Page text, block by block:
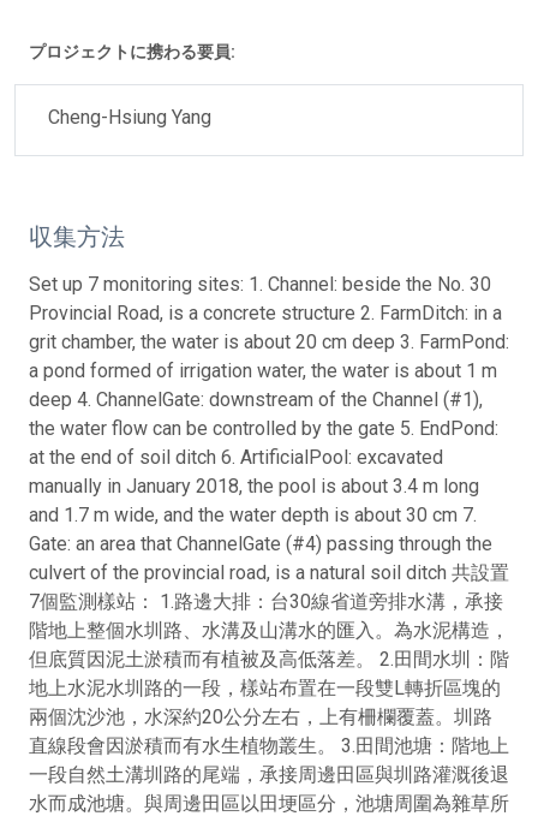
プロジェクトに携わる要員:
Cheng-Hsiung Yang
収集方法
Set up 7 monitoring sites: 1. Channel: beside the No. 30
Provincial Road, is a concrete structure 2. FarmDitch: in a
grit chamber, the water is about 20 cm deep 3. FarmPond:
a pond formed of irrigation water, the water is about 1 m
deep 4. ChannelGate: downstream of the Channel (#1),
the water flow can be controlled by the gate 5. EndPond:
at the end of soil ditch 6. ArtificialPool: excavated
manually in January 2018, the pool is about 3.4 m long
and 1.7 m wide, and the water depth is about 30 cm 7.
Gate: an area that ChannelGate (#4) passing through the
culvert of the provincial road, is a natural soil ditch 共設置
7個監測樣站： 1.路邊大排：台30線省道旁排水溝，承接
階地上整個水圳路、水溝及山溝水的匯入。為水泥構造，
但底質因泥土淤積而有植被及高低落差。 2.田間水圳：階
地上水泥水圳路的一段，樣站布置在一段雙L轉折區塊的
兩個沈沙池，水深約20公分左右，上有柵欄覆蓋。圳路
直線段會因淤積而有水生植物叢生。 3.田間池塘：階地上
一段自然土溝圳路的尾端，承接周邊田區與圳路灌溉後退
水而成池塘。與周邊田區以田埂區分，池塘周圍為雜草所